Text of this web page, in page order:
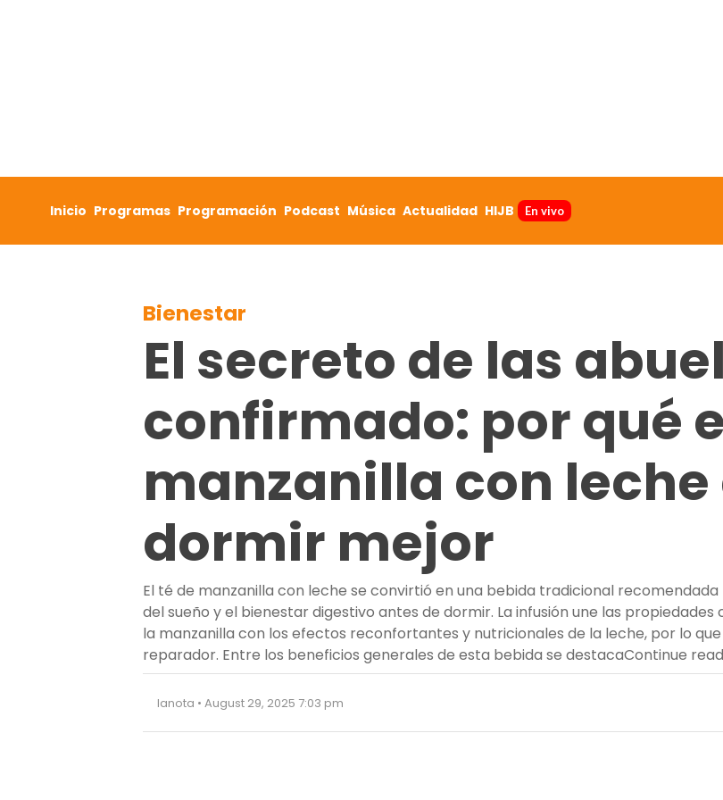
Inicio Programas Programación Podcast Música Actualidad HIJB En vivo
Bienestar
El secreto de las
confirmado: por qué
manzanilla con
dormir mejor
El té de manzanilla con leche se convirtió en una bebida tradicional
del sueño y el bienestar digestivo antes de dormir. La infusión une las
la manzanilla con los efectos reconfortantes y nutricionales de la leche, por lo
reparador. Entre los beneficios generales de esta bebida se destacaContinue
lanota • August 29, 2025 7:03 pm